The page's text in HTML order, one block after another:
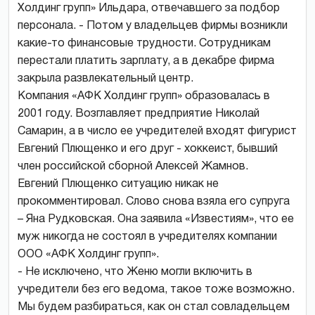
Холдинг групп» Ильдара, отвечавшего за подбор
персонала. - Потом у владельцев фирмы возникли
какие-то финансовые трудности. Сотрудникам
перестали платить зарплату, а в декабре фирма
закрыла развлекательный центр.
Компания «АФК Холдинг групп» образовалась в
2001 году. Возглавляет предприятие Николай
Самарин, а в число ее учредителей входят фигурист
Евгений Плющенко и его друг - хоккеист, бывший
член российской сборной Алексей Жамнов.
Евгений Плющенко ситуацию никак не
прокомментировал. Слово снова взяла его супруга
– Яна Рудковская. Она заявила «Известиям», что ее
муж никогда не состоял в учредителях компании
ООО «АФК Холдинг групп».
- Не исключено, что Женю могли включить в
учредители без его ведома, такое тоже возможно.
Мы будем разбираться, как он стал совладельцем